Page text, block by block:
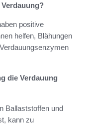
positive
helfen, Blähungen
die Verdauung
Ballaststoffen und
kann zu